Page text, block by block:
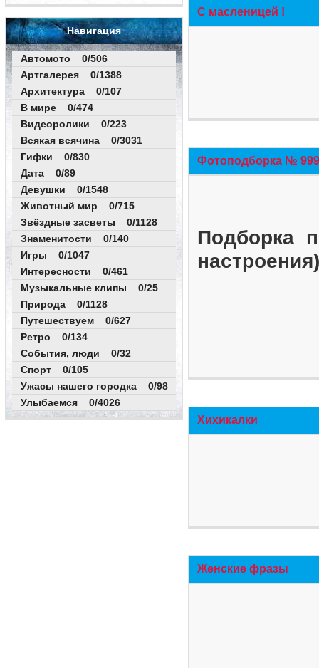
Навигация
Автомото 0/506
Артгалерея 0/1388
Архитектура 0/107
В мире 0/474
Видеоролики 0/223
Всякая всячина 0/3031
Гифки 0/830
Дата 0/89
Девушки 0/1548
Животный мир 0/715
Звёздные засветы 0/1128
Знаменитости 0/140
Игры 0/1047
Интересности 0/461
Музыкальные клипы 0/25
Природа 0/1128
Путешествуем 0/627
Ретро 0/134
События, люди 0/32
Спорт 0/105
Ужасы нашего городка 0/98
Улыбаемся 0/4026
С масленицей !
Фотоподборка №
Подборка
Хихикалки
Женские фразы